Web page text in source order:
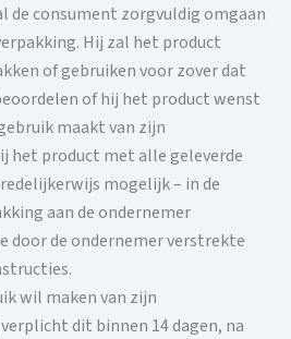
de consument zorgvuldig omgaan
Hij zal het product
of gebruiken voor zover dat
of hij het product wenst
maakt van zijn
het product met alle geleverde
mogelijk – in de
aan de ondernemer
door de ondernemer verstrekte
wil maken van zijn
dit binnen 14 dagen, na